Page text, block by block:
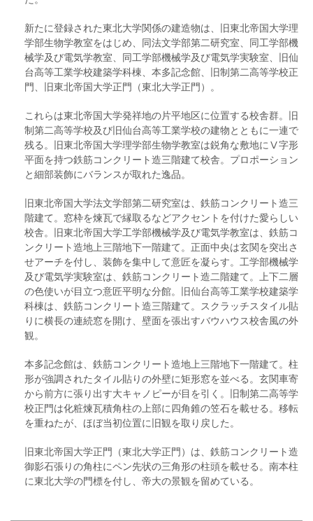
新たに登録された東北大学関係の建造物は、旧東北帝国大学理
学部生物学教室をはじめ、同法文学部第二研究室、同工学部機
械学及び電気学教室、同工学部機械学及び電気学実験室、旧仙
台高等工業学校建築学科棟、本多記念館、旧制第二高等学校正
門、旧東北帝国大学正門（東北大学正門）。
これらは東北帝国大学発祥地の片平地区に位置する校舎群。旧
制第二高等学校及び旧仙台高等工業学校の建物とともに一連で
残る。旧東北帝国大学理学部生物学教室は鋭角な敷地にⅤ字形
平面を持つ鉄筋コンクリート造三階建て校舎。プロポーション
と細部装飾にバランスが取れた逸品。
旧東北帝国大学法文学部第二研究室は、鉄筋コンクリート造三
階建て。窓枠を煉瓦で縁取るなどアクセントを付けた愛らしい
校舎。旧東北帝国大学工学部機械学及び電気学教室は、鉄筋コ
ンクリート造地上三階地下一階建て。正面中央は玄関を突出さ
せアーチを付し、装飾を集中して意匠を凝らす。工学部機械学
及び電気学実験室は、鉄筋コンクリート造二階建て。上下二層
の色使いが目立つ意匠平明な分館。旧仙台高等工業学校建築学
科棟は、鉄筋コンクリート造三階建て。スクラッチスタイル貼
りに横長の連続窓を開け、壁面を張出すバウハウス校舎風の外
観。
本多記念館は、鉄筋コンクリート造地上三階地下一階建て。柱
形が強調されたタイル貼りの外壁に矩形窓を並べる。玄関車寄
から前方に張り出す大キャノピーが目を引く。旧制第二高等学
校正門は化粧煉瓦積角柱の上部に四角錐の笠石を載せる。移転
を重ねたが、ほぼ当初位置に旧観を取り戻した。
旧東北帝国大学正門（東北大学正門）は、鉄筋コンクリート造
御影石張りの角柱にペン先状の三角形の柱頭を載せる。南本柱
に東北大学の門標を付し、帝大の景観を留めている。